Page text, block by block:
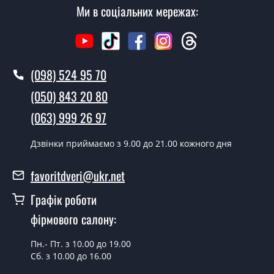
Скільки коштує установка дверей
Модель 21?
Вартість встановлення дверей Модель 21 - від 1600
Як швидко можете встановити двері
Модель 21?
У той самий день протягом кількох годин, за умови
замірника?
Так можна.
У вас є в наявності готові двері
Так, ми маємо великий асортимент готових вхідних
Ми в соціальних мережах:
(098) 524 95 70
(050) 843 20 80
(063) 999 26 97
Дзвінки приймаємо з 9.00 до 21.00 кожного дня
favoritdveri@ukr.net
Графік роботи
фірмового салону:
Пн.- Пт. з 10.00 до 19.00
Сб. з 10.00 до 16.00